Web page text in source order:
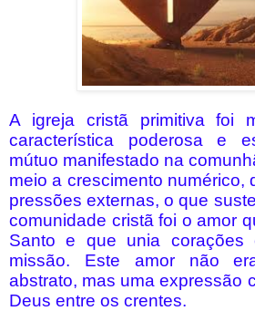
A igreja cristã primitiva foi
característica poderosa e
mútuo manifestado na
meio a crescimento numérico,
pressões externas, o que
comunidade cristã foi o amor
Santo e que unia
missão. Este amor não
abstrato, mas uma expressão
Deus entre os crentes.